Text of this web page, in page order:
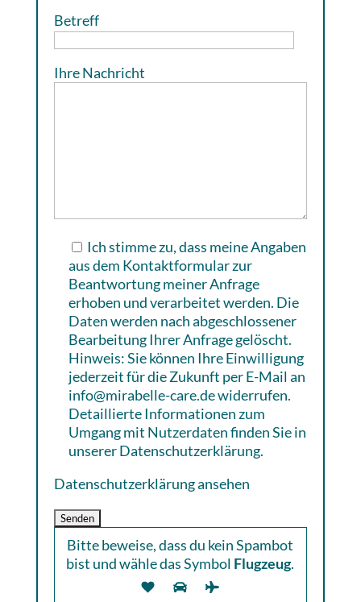
Betreff
Ihre Nachricht
Ich stimme zu, dass meine Angaben
aus dem Kontaktformular zur
Beantwortung meiner Anfrage
erhoben und verarbeitet werden. Die
Daten werden nach abgeschlossener
Bearbeitung Ihrer Anfrage gelöscht.
Hinweis: Sie können Ihre Einwilligung
jederzeit für die Zukunft per E-Mail an
info@mirabelle-care.de widerrufen.
Detaillierte Informationen zum
Umgang mit Nutzerdaten finden Sie in
unserer Datenschutzerklärung.
Datenschutzerklärung ansehen
Bitte beweise, dass du kein Spambot
bist und wähle das Symbol Flugzeug.